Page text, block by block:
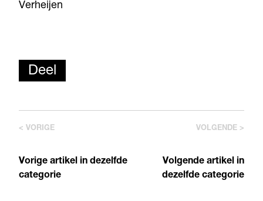
Verheijen
Deel
< VORIGE
Vorige artikel in dezelfde
categorie
VOLGENDE >
Volgende artikel in
dezelfde categorie